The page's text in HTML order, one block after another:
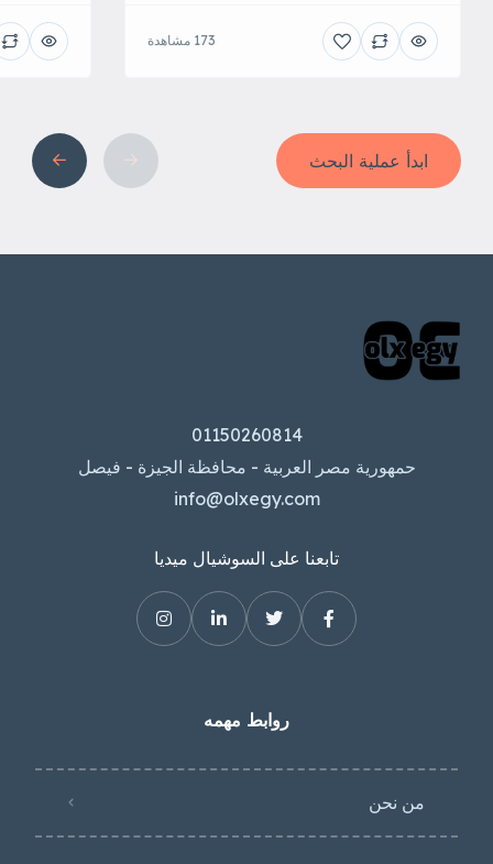
173 مشاهدة
ابدأ عملية البحث
01150260814
حمهورية مصر العربية - محافظة الجيزة - فيصل
info@olxegy.com
تابعنا على السوشيال ميديا
روابط مهمه
من نحن